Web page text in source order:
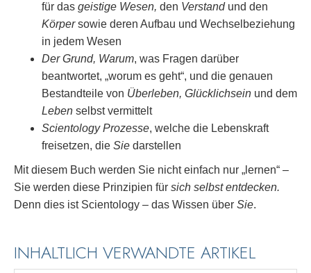
für das geistige Wesen, den Verstandund den
Körpersowie deren Aufbau und Wechselbeziehung
in jedem Wesen
Der Grund, Warum, was Fragen darüber
beantwortet, „worum es geht“, und die genauen
Bestandteile von Überleben, Glücklichsein und dem
Leben selbst vermittelt
Scientology Prozesse, welche die Lebenskraft
freisetzen, die Sie darstellen
Mit diesem Buch werden Sie nicht einfach nur „lernen“ –
Sie werden diese Prinzipien für sich selbst entdecken.
Denn dies ist Scientology – das Wissen über Sie.
INHALTLICH VERWANDTE ARTIKEL